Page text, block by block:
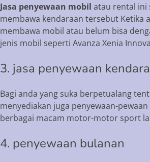
Jasa penyewaan mobil atau rental ini
membawa kendaraan tersebut Ketika
membawa mobil atau belum bisa
jenis mobil seperti Avanza Xenia
3. jasa penyewaan
Bagi anda yang suka berpetualang
menyediakan juga penyewaan-
berbagai macam motor-motor sport
4. penyewaan bulanan